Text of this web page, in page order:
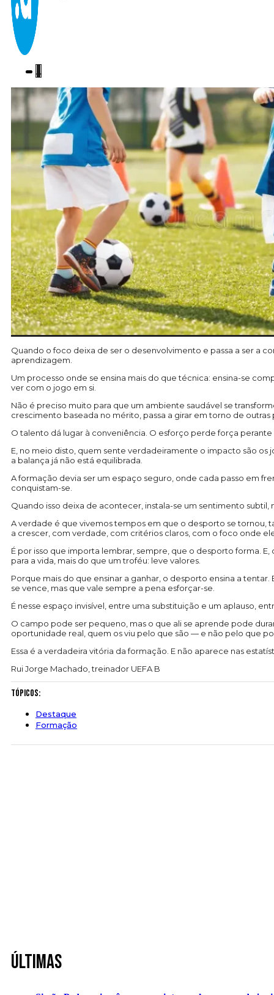
Quando o foco deixa de ser o desenvolvimento e passa a ser a
aprendizagem.
Um processo onde se ensina mais do que técnica: ensina-se
ver com o jogo em si.
Não é preciso muito para que um ambiente saudável se
crescimento baseada no mérito, passa a girar em torno de outras
O talento dá lugar à conveniência. O esforço perde força
E, no meio disto, quem sente verdadeiramente o impacto são
a balança já não está equilibrada.
A formação devia ser um espaço seguro, onde cada passo em
conquistam-se.
Quando isso deixa de acontecer, instala-se um sentimento
A verdade é que vivemos tempos em que o desporto se tornou,
a crescer, com verdade, com critérios claros, com o foco onde
É por isso que importa lembrar, sempre, que o desporto forma.
para a vida, mais do que um troféu: leve valores.
Porque mais do que ensinar a ganhar, o desporto ensina a
se vence, mas que vale sempre a pena esforçar-se.
É nesse espaço invisível, entre uma substituição e um aplauso,
O campo pode ser pequeno, mas o que ali se aprende pode
oportunidade real, quem os viu pelo que são — e não pelo que
Essa é a verdadeira vitória da formação. E não aparece nas
Rui Jorge Machado, treinador UEFA B
Tópicos:
Destaque
Formação
Últimas